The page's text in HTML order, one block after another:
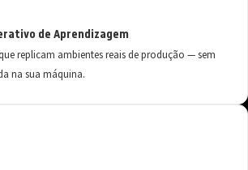
de Aprendizagem
replicam ambientes reais de produção — sem
na sua máquina.